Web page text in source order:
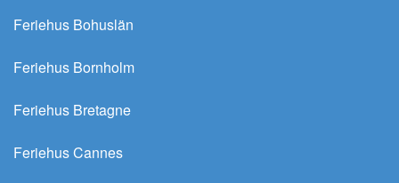
Feriehus Bohuslän
Feriehus Bornholm
Feriehus Bretagne
Feriehus Cannes